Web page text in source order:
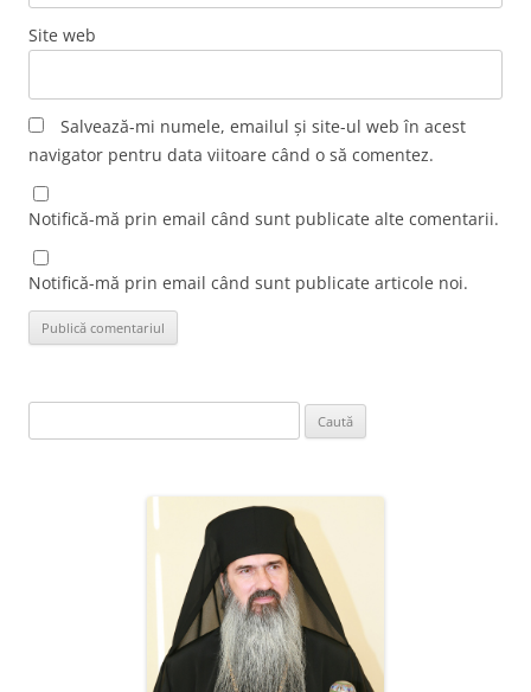
Site web
Salvează-mi numele, emailul și site-ul web în acest
navigator pentru data viitoare când o să comentez.
Notifică-mă prin email când sunt publicate alte comentarii.
Notifică-mă prin email când sunt publicate articole noi.
după: